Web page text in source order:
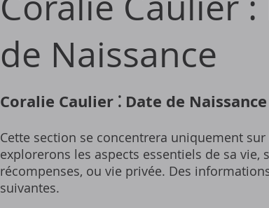
de Naissance
Coralie Caulier ⁚ Date de
Cette section se concentrera uniquement
explorerons les aspects essentiels de sa
récompenses, ou vie privée. Des
suivantes.